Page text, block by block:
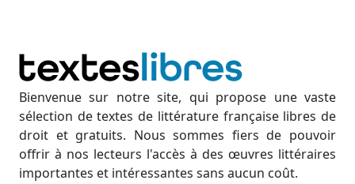
Bienvenue sur notre site, qui propose une vaste
sélection de textes de littérature française libres de
droit et gratuits. Nous sommes fiers de pouvoir
offrir à nos lecteurs l'accès à des œuvres littéraires
importantes et intéressantes sans aucun coût.